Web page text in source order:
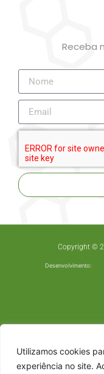
Utilizamos cookies
experiência no site.
Receba
Copyright ©
Desenvolvimento: